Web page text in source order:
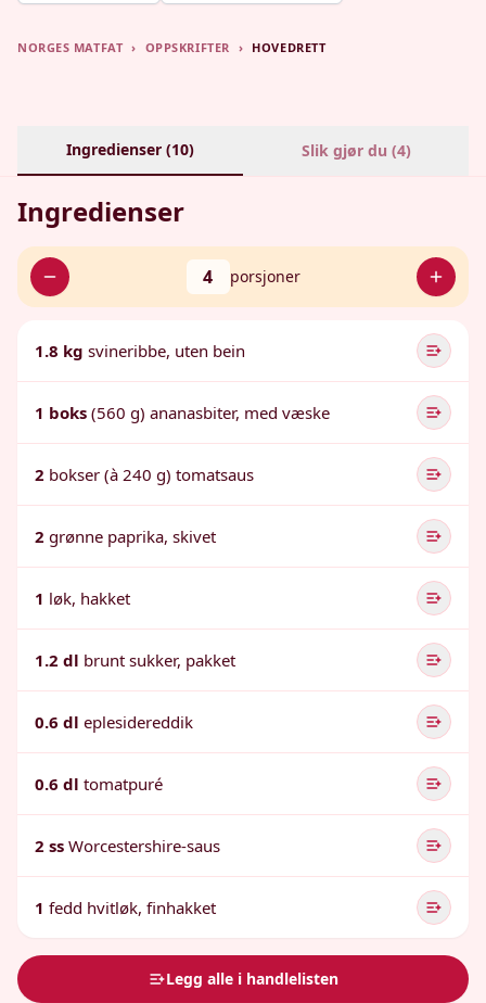
NORGES MATFAT › OPPSKRIFTER › HOVEDRETT
Ingredienser (10) Slik gjør du (4)
Ingredienser
4 porsjoner
1.8 kg svineribbe, uten bein
1 boks (560 g) ananasbiter, med væske
2 bokser (à 240 g) tomatsaus
2 grønne paprika, skivet
1 løk, hakket
1.2 dl brunt sukker, pakket
0.6 dl eplesidereddik
0.6 dl tomatpuré
2 ss Worcestershire-saus
1 fedd hvitløk, finhakket
Legg alle i handlelisten